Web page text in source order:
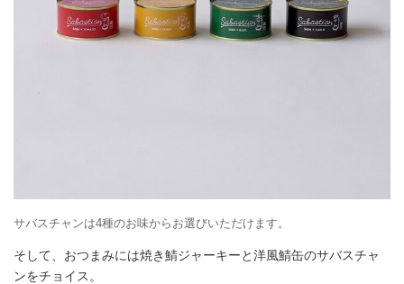
サバスチャンは4種のお味からお選びいただけます。
そして、おつまみには焼き鯖ジャーキーと洋風鯖缶のサバスチャ
ンをチョイス。